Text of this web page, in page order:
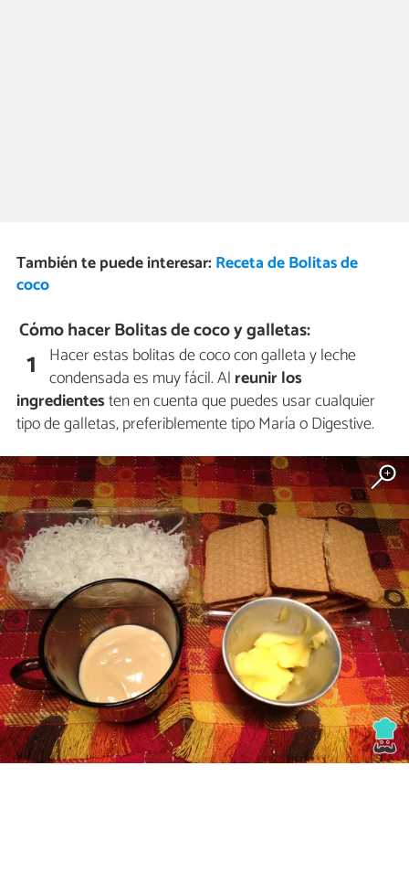
También te puede interesar: Receta de Bolitas de
coco
Cómo hacer Bolitas de coco y galletas:
1 Hacer estas bolitas de coco con galleta y leche
condensada es muy fácil. Al reunir los
ingredientesten en cuenta que puedes usar cualquier
tipo de galletas, preferiblemente tipo María o Digestive.